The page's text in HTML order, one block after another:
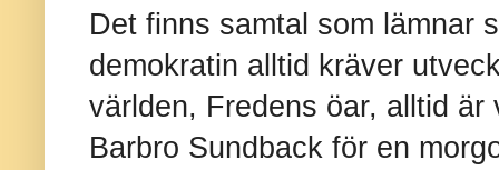
Det finns samtal som lämnar
demokratin alltid kräver
världen, Fredens öar, alltid
Barbro Sundback för en